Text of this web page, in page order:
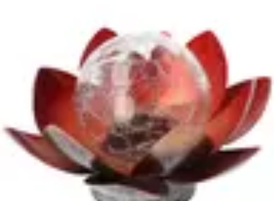
Lighting Guide